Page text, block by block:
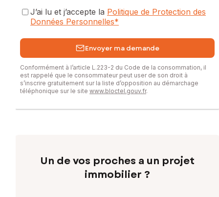
J’ai lu et j’accepte la Politique de Protection des
Données Personnelles*
Envoyer ma demande
Conformément à l’article L.223-2 du Code de la consommation, il
est rappelé que le consommateur peut user de son droit à
s’inscrire gratuitement sur la liste d’opposition au démarchage
téléphonique sur le site www.bloctel.gouv.fr.
Un de vos proches a un projet
immobilier ?